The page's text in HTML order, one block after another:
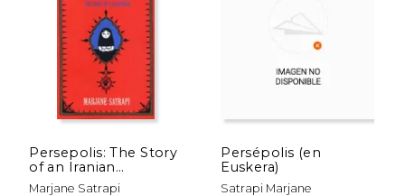
50% 15% $
Persepolis: The Story
of an Iranian
Childhood (en Inglés)
Marjane Satrapi
Persépolis (en
Euskera)
Satrapi Marjane